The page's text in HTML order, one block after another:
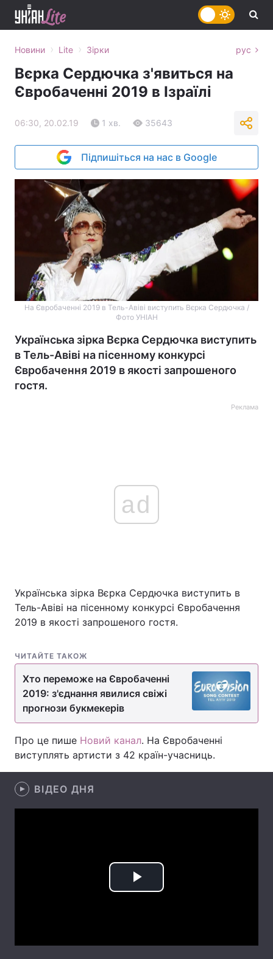
Головна Війна
Україна Політика
Економіка
Спорт Наука
Техно і зв'язок
Здоров'я Туризм
Цікавинки
Новини › Lite › Зірки рус
Вєрка Сердючка з'явиться на
Євробаченні 2019 в Ізраїлі
06:30, 20.02.19 1 хв. 35643
Підпишіться на нас в Google
На Євробаченні 2019 в Тель-Авіві виступить Вєрка Сердючка /
Фото УНІАН
Українська зірка Вєрка Сердючка виступить
в Тель-Авіві на пісенному конкурсі
Євробачення 2019 в якості запрошеного
гостя.
Реклама
ad
Українська зірка Вєрка Сердючка виступить в
Тель-Авіві на пісенному конкурсі Євробачення
2019 в якості запрошеного гостя.
ЧИТАЙТЕ ТАКОЖ
Хто переможе на Євробаченні
2019: з'єднання явилися свіжі
прогнози букмекерів
Про це пише Новий канал. На Євробаченні
виступлять артисти з 42 країн-учасниць.
ВІДЕО ДНЯ
Play